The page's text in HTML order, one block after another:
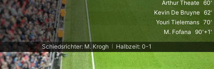
Arthur Theate 60'
Kevin De Bruyne 62'
Youri Tielemans 70'
M. Fofana
90'+1'
Schiedsrichter: M. Krogh
Halbzeit: 0-1